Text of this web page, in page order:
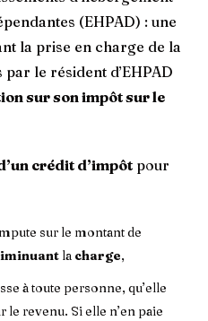
(EHPAD) : une
la prise en charge de la
par le résident d’EHPAD
sur son impôt sur le
crédit d’impôt pour
sur le montant de
la charge,
à toute personne, qu’elle
le revenu. Si elle n’en paie